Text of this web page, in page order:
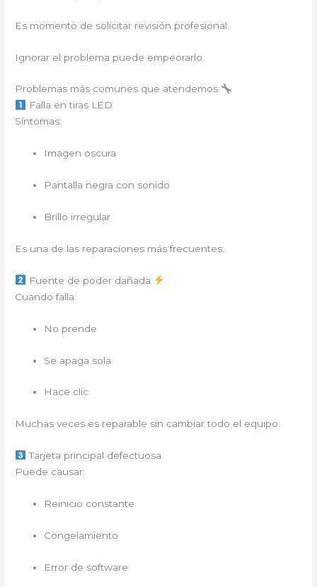
Es momento de solicitar revisión profesional.
Ignorar el problema puede empeorarlo.
Problemas más comunes que atendemos
Falla en tiras LED
Síntomas:
Imagen oscura
Pantalla negra con sonido
Brillo irregular
Es una de las reparaciones más frecuentes.
Fuente de poder dañada
Cuando falla:
No prende
Se apaga sola
Hace clic
Muchas veces es reparable sin cambiar todo el equipo.
Tarjeta principal defectuosa
Puede causar:
Reinicio constante
Congelamiento
Error de software